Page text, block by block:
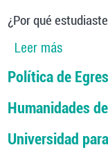
¿Por qué
Leer mássobre
mejor
Política de
Humanidades
Universidad